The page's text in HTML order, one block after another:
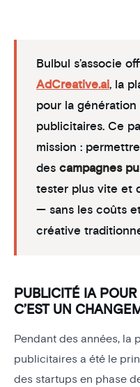
Bulbul s’associe
AdCreative.ai, la
pour la
publicitaires. Ce
mission :
des campagnes
tester plus vite et
— sans les coûts
créative
PUBLICITÉ IA
C’EST UN
Pendant des années,
publicitaires a été le
des startups en phase